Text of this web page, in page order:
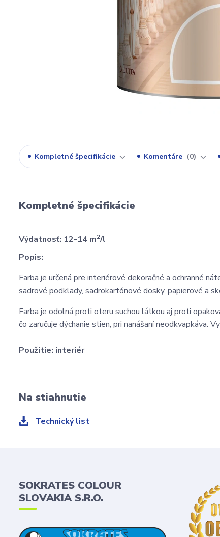
Kompletné špecifikácie Komentáre 0
Kompletné špecifikácie
Výdatnosť: 12-14 m2/l
Popis:
Farba je určená pre interiérové dekoračné a ochranné
sadrové podklady, sadrokartónové dosky, papierové a
Farba je odolná proti oteru suchou látkou aj proti
čo zaručuje dýchanie stien, pri nanášaní neodkvapkáva.
Použitie: interiér
Na stiahnutie
Technický list
SOKRATES COLOUR
SLOVAKIA S.R.O.